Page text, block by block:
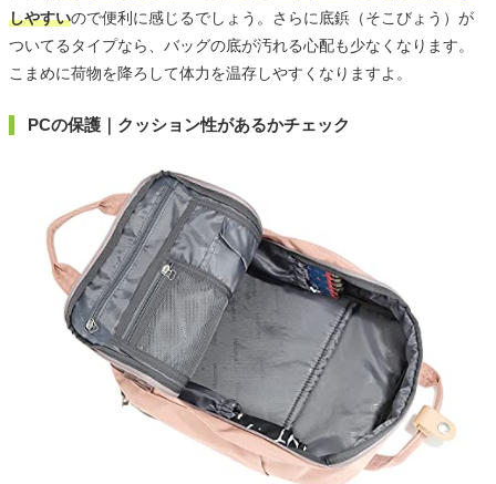
しやすいので便利に感じるでしょう。さらに底鋲（そこびょう）が
ついてるタイプなら、バッグの底が汚れる心配も少なくなります。
こまめに荷物を降ろして体力を温存しやすくなりますよ。
PCの保護｜クッション性があるかチェック